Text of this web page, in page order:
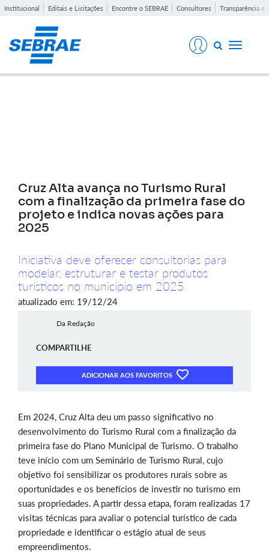
Institucional Editais e Licitações Encontre o SEBRAE Consultores Transparência e
Toggle
Cruz Alta avança no Turismo Rural
com a finalização da primeira fase do
projeto e indica novas ações para
2025
Iniciativa deve oferecer consultorias para
modelar, estruturar e testar produtos
turísticos no município em 2025
atualizado em: 19/12/24
Da Redação
COMPARTILHE
ADICIONAR AOS FAVORITOS
Em 2024, Cruz Alta deu um passo significativo no
desenvolvimento do Turismo Rural com a finalização da
primeira fase do Plano Municipal de Turismo. O trabalho
teve início com um Seminário de Turismo Rural, cujo
objetivo foi sensibilizar os produtores rurais sobre as
oportunidades e os benefícios de investir no turismo em
suas propriedades. A partir dessa etapa, foram realizadas 17
visitas técnicas para avaliar o potencial turístico de cada
propriedade e identificar o estágio atual de seus
empreendimentos.